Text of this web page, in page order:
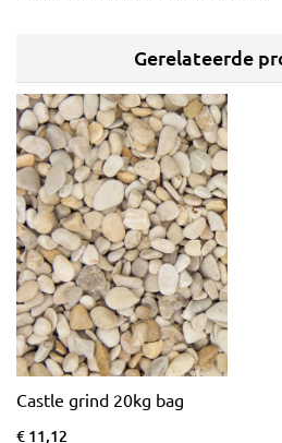
Gerelateerde
Castle grind 20kg bag
€ 11,12